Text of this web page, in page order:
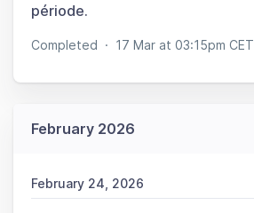
période.
Completed · 17 Mar at 03:15pm CET
February 2026
February 24, 2026